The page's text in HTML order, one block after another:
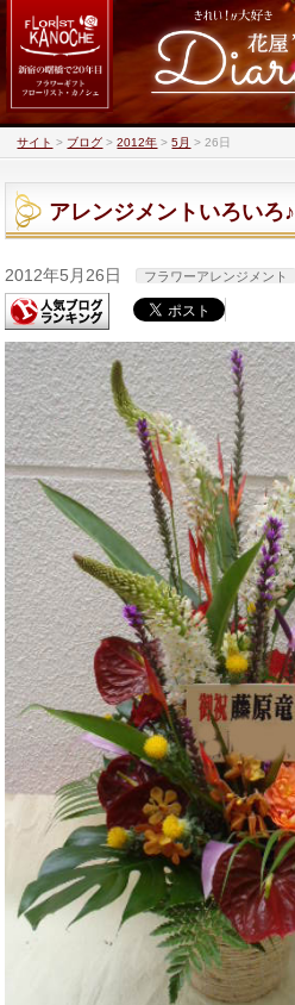
サイト > ブログ >2012年 >5月 >26日
アレンジメントいろいろ♪
2012年5月26日 フラワーアレンジメント